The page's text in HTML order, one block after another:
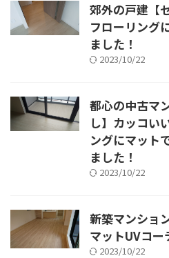
郊外の戸建【
フローリング
ました！
2023/10/22
都心の中古マ
し】カッコい
ングにマット
ました！
2023/10/22
新築マンショ
マットUVコー
2023/10/22